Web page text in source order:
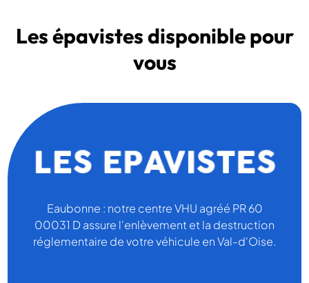
Les épavistes disponible pour
vous
Eaubonne : notre centre VHU agréé PR 60
00031 D assure l'enlèvement et la destruction
réglementaire de votre véhicule en Val-d'Oise.